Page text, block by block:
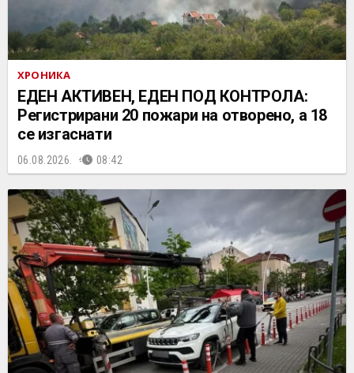
ХРОНИКА
ЕДЕН АКТИВЕН, ЕДЕН ПОД КОНТРОЛА:
Регистрирани 20 пожари на отворено, a 18
се изгаснати
06.08.2026. 08:42